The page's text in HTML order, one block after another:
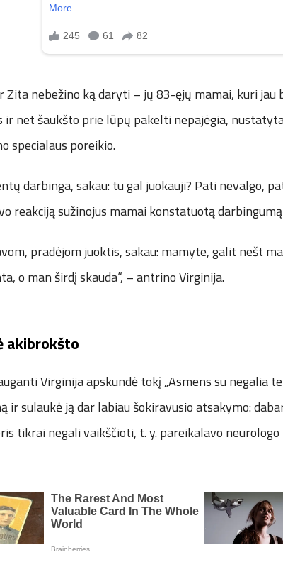
Zita nebežino ką daryti – jų 83-ęjų mamai, kuri
ir net šaukšto prie lūpų pakelti nepajėgia,
specialaus poreikio.
darbinga, sakau: tu gal juokauji? Pati nevalgo,
reakciją sužinojus mamai konstatuotą
pradėjom juoktis, sakau: mamyte, galit nešt
o man širdį skauda“, – antrino Virginija.
akibrokšto
Virginija apskundė tokį „Asmens su negalia
ir sulaukė ją dar labiau šokiravusio atsakymo:
tikrai negali vaikščioti, t. y. pareikalavo neurologo